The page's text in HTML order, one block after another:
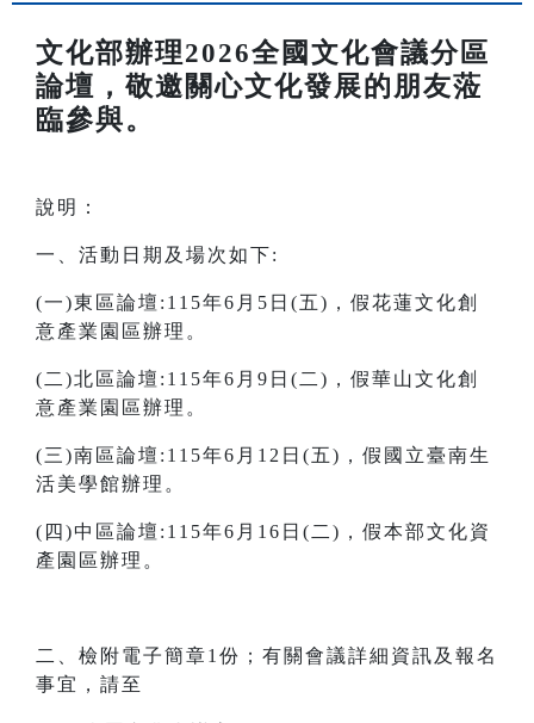
文化部辦理2026全國文化會議分區
論壇，敬邀關心文化發展的朋友蒞
臨參與。
說明：
一、活動日期及場次如下:
(一)東區論壇:115年6月5日(五)，假花蓮文化創
意產業園區辦理。
(二)北區論壇:115年6月9日(二)，假華山文化創
意產業園區辦理。
(三)南區論壇:115年6月12日(五)，假國立臺南生
活美學館辦理。
(四)中區論壇:115年6月16日(二)，假本部文化資
產園區辦理。
二、檢附電子簡章1份；有關會議詳細資訊及報名
事宜，請至